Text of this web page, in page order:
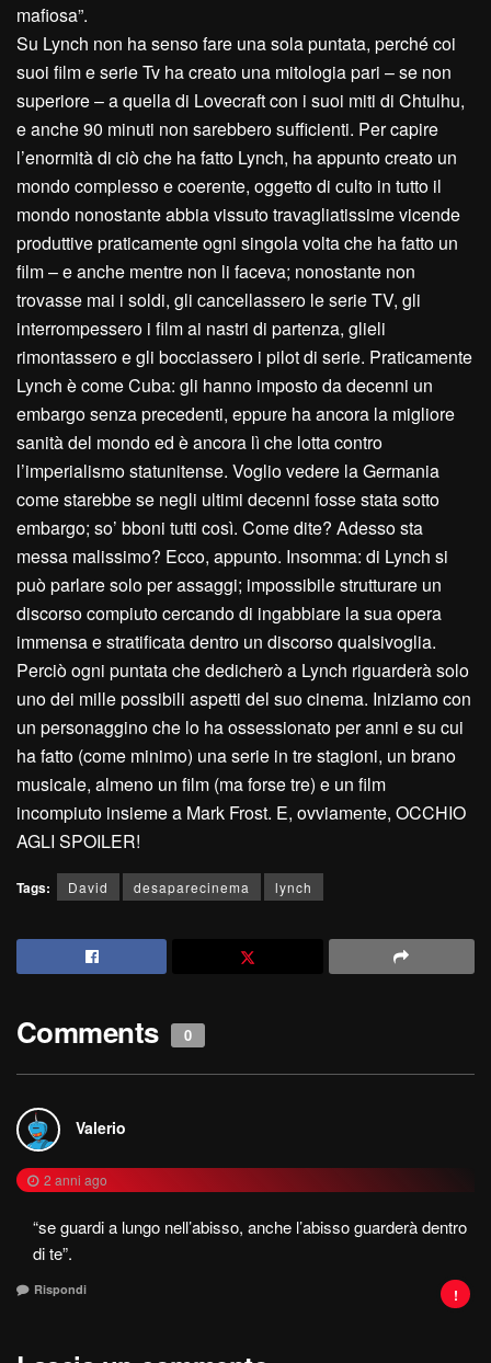
mafiosa”.
Su Lynch non ha senso fare una sola puntata, perché coi
suoi film e serie Tv ha creato una mitologia pari – se non
superiore – a quella di Lovecraft con i suoi miti di Chtulhu,
e anche 90 minuti non sarebbero sufficienti. Per capire
l’enormità di ciò che ha fatto Lynch, ha appunto creato un
mondo complesso e coerente, oggetto di culto in tutto il
mondo nonostante abbia vissuto travagliatissime vicende
produttive praticamente ogni singola volta che ha fatto un
film – e anche mentre non li faceva; nonostante non
trovasse mai i soldi, gli cancellassero le serie TV, gli
interrompessero i film ai nastri di partenza, glieli
rimontassero e gli bocciassero i pilot di serie. Praticamente
Lynch è come Cuba: gli hanno imposto da decenni un
embargo senza precedenti, eppure ha ancora la migliore
sanità del mondo ed è ancora lì che lotta contro
l’imperialismo statunitense. Voglio vedere la Germania
come starebbe se negli ultimi decenni fosse stata sotto
embargo; so’ bboni tutti così. Come dite? Adesso sta
messa malissimo? Ecco, appunto. Insomma: di Lynch si
può parlare solo per assaggi; impossibile strutturare un
discorso compiuto cercando di ingabbiare la sua opera
immensa e stratificata dentro un discorso qualsivoglia.
Perciò ogni puntata che dedicherò a Lynch riguarderà solo
uno dei mille possibili aspetti del suo cinema. Iniziamo con
un personaggino che lo ha ossessionato per anni e su cui
ha fatto (come minimo) una serie in tre stagioni, un brano
musicale, almeno un film (ma forse tre) e un film
incompiuto insieme a Mark Frost. E, ovviamente, OCCHIO
AGLI SPOILER!
Tags: David desaparecinema lynch
Comments 0
Valerio
2 anni ago
“se guardi a lungo nell’abisso, anche l’abisso guarderà dentro
di te”.
Rispondi